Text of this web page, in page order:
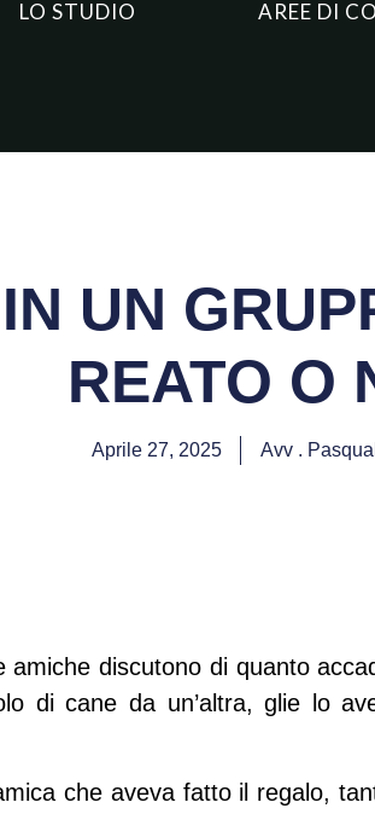
LO STUDIO AREE DI
UN
REATO O
Aprile 27, 2025 Avv .
amiche discutono di quanto
di cane da un’altra, glie lo
che aveva fatto il regalo,